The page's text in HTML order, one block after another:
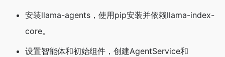
安装llama-agents，使用pip安装并依赖llama-index-
core。
设置智能体和初始组件，创建AgentService和